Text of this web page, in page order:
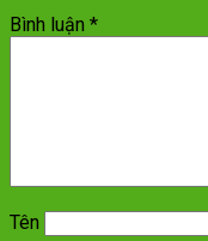
Bình luận *
Tên